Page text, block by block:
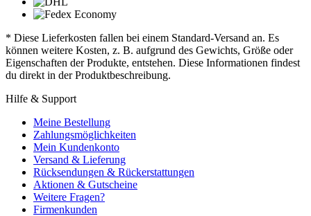
* Diese Lieferkosten fallen bei einem Standard-Versand an. Es
können weitere Kosten, z. B. aufgrund des Gewichts, Größe oder
Eigenschaften der Produkte, entstehen. Diese Informationen findest
du direkt in der Produktbeschreibung.
Hilfe & Support
Meine Bestellung
Zahlungsmöglichkeiten
Mein Kundenkonto
Versand & Lieferung
Rücksendungen & Rückerstattungen
Aktionen & Gutscheine
Weitere Fragen?
Firmenkunden